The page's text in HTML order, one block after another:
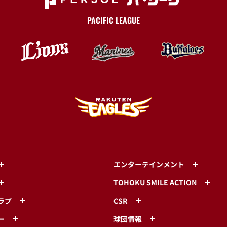
PACIFIC LEAGUE
ブ
エンターテインメント
TOHOKU SMILE ACTION
CSR
球団情報